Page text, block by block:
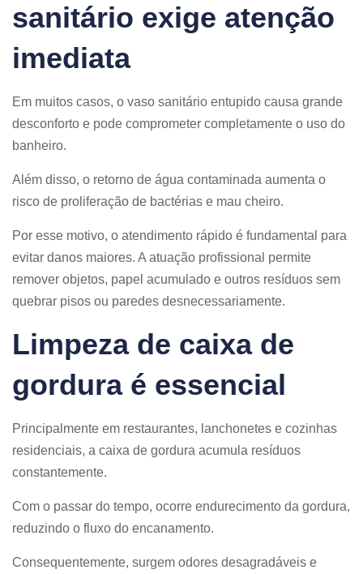
sanitário exige atenção
imediata
Em muitos casos, o vaso sanitário entupido causa grande
desconforto e pode comprometer completamente o uso do
banheiro.
Além disso, o retorno de água contaminada aumenta o
risco de proliferação de bactérias e mau cheiro.
Por esse motivo, o atendimento rápido é fundamental para
evitar danos maiores. A atuação profissional permite
remover objetos, papel acumulado e outros resíduos sem
quebrar pisos ou paredes desnecessariamente.
Limpeza de caixa de
gordura é essencial
Principalmente em restaurantes, lanchonetes e cozinhas
residenciais, a caixa de gordura acumula resíduos
constantemente.
Com o passar do tempo, ocorre endurecimento da gordura,
reduzindo o fluxo do encanamento.
Consequentemente, surgem odores desagradáveis e